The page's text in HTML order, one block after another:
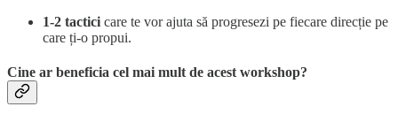
1-2 tactici care te vor ajuta să progresezi pe fiecare direcție pe
care ți-o propui.
Cine ar beneficia cel mai mult de acest workshop?